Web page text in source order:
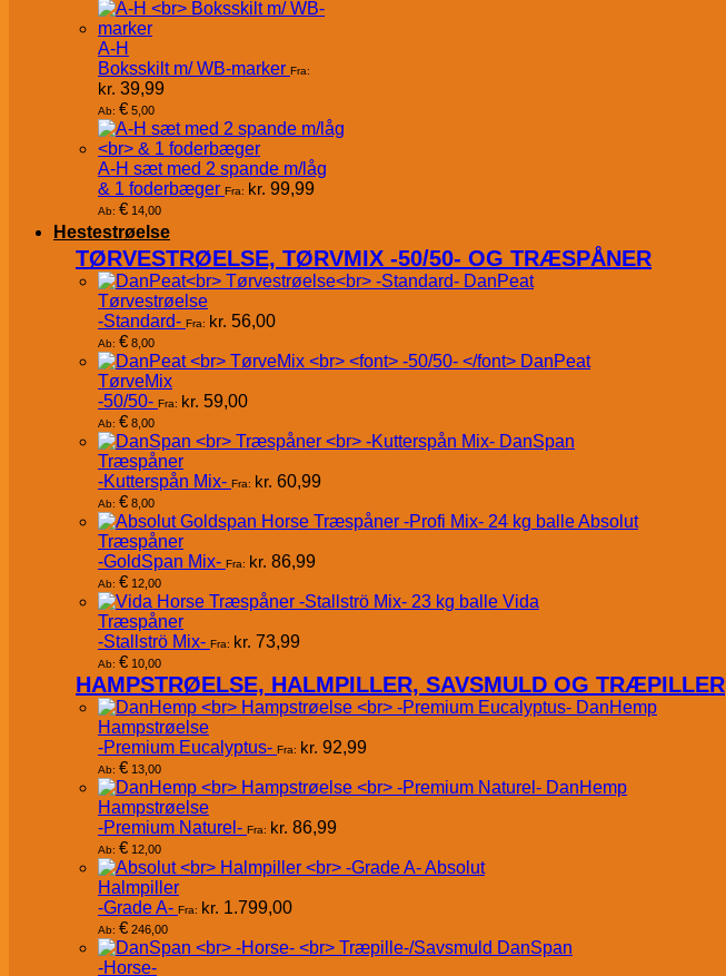
A-H
Boksskilt m/ WB-marker Fra:
kr. 39,99
Ab: € 5,00
A-H sæt med 2 spande m/låg
& 1 foderbæger Fra: kr. 99,99
Ab: € 14,00
Hestestrøelse
TØRVESTRØELSE, TØRVMIX -50/50- OG TRÆSPÅNER
DanPeat
Tørvestrøelse
-Standard- Fra: kr. 56,00
Ab: € 8,00
DanPeat
TørveMix
-50/50- Fra: kr. 59,00
Ab: € 8,00
DanSpan
Træspåner
-Kutterspån Mix- Fra: kr. 60,99
Ab: € 8,00
Absolut
Træspåner
-GoldSpan Mix- Fra: kr. 86,99
Ab: € 12,00
Vida
Træspåner
-Stallströ Mix- Fra: kr. 73,99
Ab: € 10,00
HAMPSTRØELSE, HALMPILLER, SAVSMULD OG TRÆPILLER
DanHemp
Hampstrøelse
-Premium Eucalyptus- Fra: kr. 92,99
Ab: € 13,00
DanHemp
Hampstrøelse
-Premium Naturel- Fra: kr. 86,99
Ab: € 12,00
Absolut
Halmpiller
-Grade A- Fra: kr. 1.799,00
Ab: € 246,00
DanSpan
-Horse-